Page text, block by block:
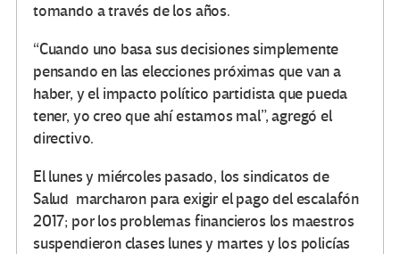
tomando a través de los años.
“Cuando uno basa sus decisiones simplemente
pensando en las elecciones próximas que van a
haber, y el impacto político partidista que pueda
tener, yo creo que ahí estamos mal”, agregó el
directivo.
El lunes y miércoles pasado, los sindicatos de
Salud marcharon para exigir el pago del escalafón
2017; por los problemas financieros los maestros
suspendieron clases lunes y martes y los policías